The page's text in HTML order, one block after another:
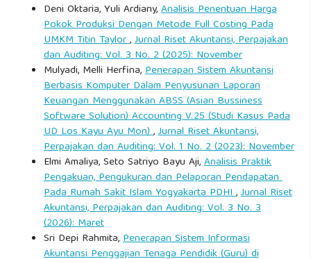
Deni Oktaria, Yuli Ardiany,Analisis Penentuan Harga
Pokok Produksi Dengan Metode Full Costing Pada
UMKM Titin Taylor,Jurnal Riset Akuntansi, Perpajakan
dan Auditing: Vol. 3 No. 2 (2025): November
Mulyadi, Melli Herfina,Penerapan Sistem Akuntansi
Berbasis Komputer Dalam Penyusunan Laporan
Keuangan Menggunakan ABSS (Asian Bussiness
Software Solution) Accounting V.25 (Studi Kasus Pada
UD Los Kayu Ayu Mon),Jurnal Riset Akuntansi,
Perpajakan dan Auditing: Vol. 1 No. 2 (2023): November
Elmi Amaliya, Seto Satriyo Bayu Aji,Analisis Praktik
Pengakuan, Pengukuran dan Pelaporan Pendapatan
Pada Rumah Sakit Islam Yogyakarta PDHI,Jurnal Riset
Akuntansi, Perpajakan dan Auditing: Vol. 3 No. 3
(2026): Maret
Sri Depi Rahmita,Penerapan Sistem Informasi
Akuntansi Penggajian Tenaga Pendidik (Guru) di